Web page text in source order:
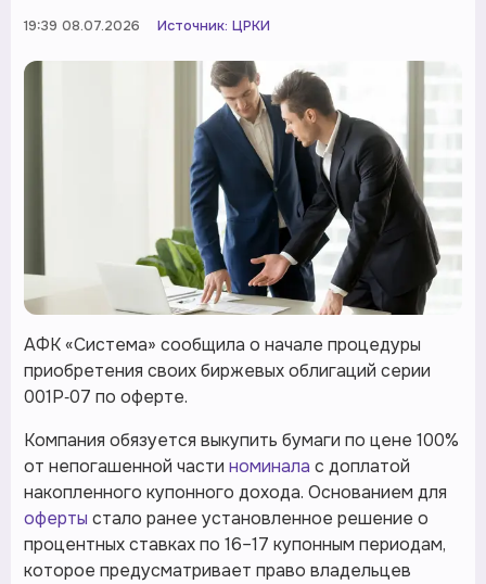
19:39 08.07.2026 Источник: ЦРКИ
АФК «Система» сообщила о начале процедуры
приобретения своих биржевых облигаций серии
001Р‑07 по оферте.
Компания обязуется выкупить бумаги по цене 100%
от непогашенной части номинала с доплатой
накопленного купонного дохода. Основанием для
оферты стало ранее установленное решение о
процентных ставках по 16–17 купонным периодам,
которое предусматривает право владельцев